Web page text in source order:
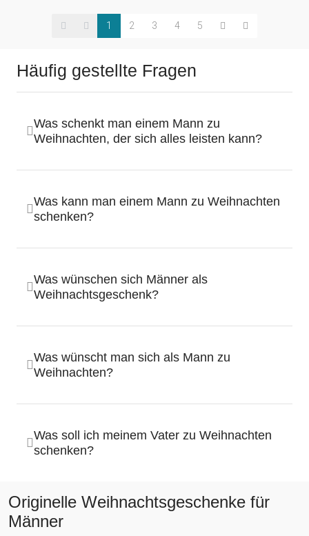
1 2 3 4 5
Häufig gestellte Fragen
Was schenkt man einem Mann zu
Weihnachten, der sich alles leisten kann?
Was kann man einem Mann zu Weihnachten
schenken?
Was wünschen sich Männer als
Weihnachtsgeschenk?
Was wünscht man sich als Mann zu
Weihnachten?
Was soll ich meinem Vater zu Weihnachten
schenken?
Originelle Weihnachtsgeschenke für
Männer